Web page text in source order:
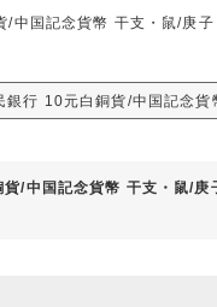
/中国記念貨幣 干支・鼠/庚
銀行 10元白銅貨/中国記念
/中国記念貨幣 干支・鼠/